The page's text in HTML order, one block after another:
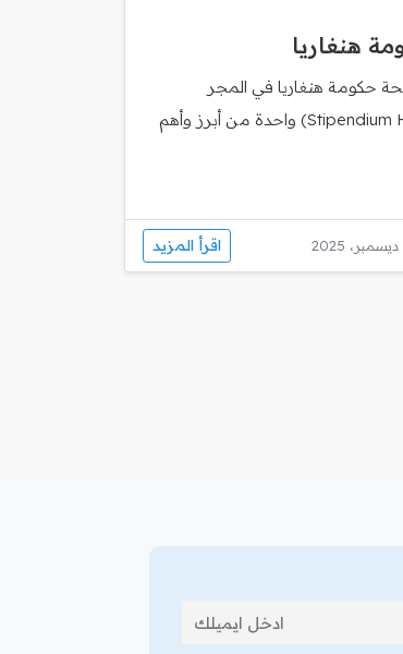
هنغاريا
حكومة هنغاريا في المجر
(Stipendium Hungaricum) واحدة من أبرز وأهم
اقرأ المزيد